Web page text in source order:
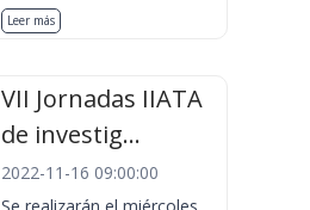
Leer más
VII Jornadas IIATA
de investig...
2022-11-16 09:00:00